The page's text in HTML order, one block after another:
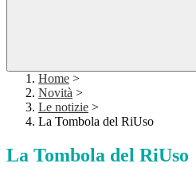
Home >
Novità >
Le notizie >
La Tombola del RiUso
La Tombola del RiUso